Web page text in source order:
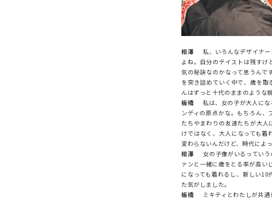
相澤
私、いろんなデザイナー
よね。自分のテイストは残すけ
気の秘訣なのかなって思うんで
を突き詰めていく中で、歳を取
んはずっと十代のままのような
板橋
私は、女の子が大人にな
ンディの原点かな。もちろん
たちやまわりの友達たちが大人
けではなく、大人になっても着
変わらないんだけど、時代によ
相澤
女の子像がいるっていう
ァンと一緒に歳をとる率が高い
になっても着れるし、新しい
た気がしました。
板橋
ミキティとわたしが共通